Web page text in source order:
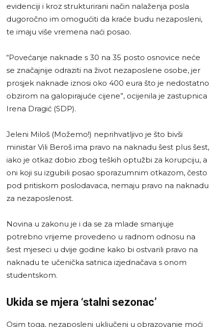
evidenciji i kroz strukturirani način nalaženja posla
dugoročno im omogućiti da kraće budu nezaposleni,
te imaju više vremena naći posao.
“Povećanje naknade s 30 na 35 posto osnovice neće
se značajnije odraziti na život nezaposlene osobe, jer
prosjek naknade iznosi oko 400 eura što je nedostatno
obzirom na galopirajuće cijene”, ocijenila je zastupnica
Irena Dragić (SDP).
Jeleni Miloš (Možemo!) neprihvatljivo je što bivši
ministar Vili Beroš ima pravo na naknadu šest plus šest,
iako je otkaz dobio zbog teških optužbi za korupciju, a
oni koji su izgubili posao sporazumnim otkazom, često
pod pritiskom poslodavaca, nemaju pravo na naknadu
za nezaposlenost.
Novina u zakonu je i da se za mlade smanjuje
potrebno vrijeme provedeno u radnom odnosu na
šest mjeseci u dvije godine kako bi ostvarili pravo na
naknadu te učenička satnica izjednačava s onom
studentskom.
Ukida se mjera ‘stalni sezonac’
Osim toga, nezaposleni uključeni u obrazovanje moći